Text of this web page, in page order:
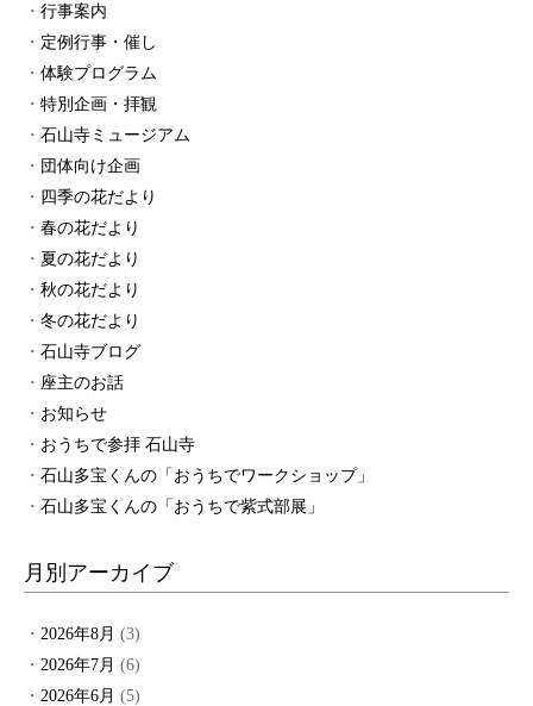
行事案内
定例行事・催し
体験プログラム
特別企画・拝観
石山寺ミュージアム
団体向け企画
四季の花だより
春の花だより
夏の花だより
秋の花だより
冬の花だより
石山寺ブログ
座主のお話
お知らせ
おうちで参拝 石山寺
石山多宝くんの「おうちでワークショップ」
石山多宝くんの「おうちで紫式部展」
月別アーカイブ
2026年8月 (3)
2026年7月 (6)
2026年6月 (5)